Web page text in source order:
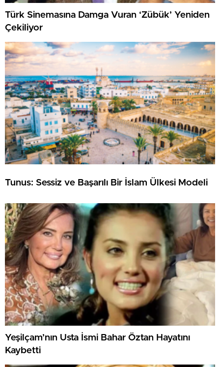
Türk Sinemasına Damga Vuran ‘Zübük’ Yeniden
Çekiliyor
Tunus: Sessiz ve Başarılı Bir İslam Ülkesi Modeli
Yeşilçam’nın Usta İsmi Bahar Öztan Hayatını
Kaybetti